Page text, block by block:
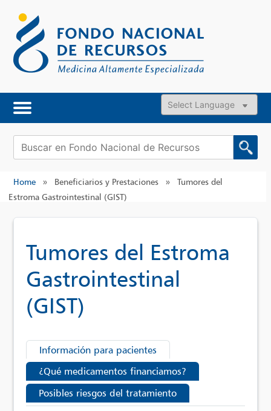
content
Powered by
Buscar:
Home » Beneficiarios y Prestaciones »
Tumores del
Estroma Gastrointestinal (GIST)
Tumores del Estroma
Gastrointestinal
(GIST)
Información para pacientes
¿Qué medicamentos financiamos?
Posibles riesgos del tratamiento